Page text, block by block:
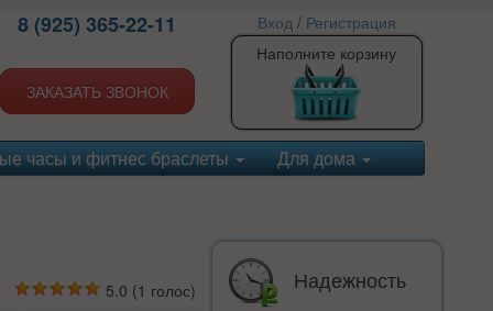
8 (925) 365-22-11
ЗАКАЗАТЬ ЗВОНОК
Вход/ Регистрация
Наполните корзину
часы и фитнес браслеты Для дома
5.0 (1 голос) Надежность